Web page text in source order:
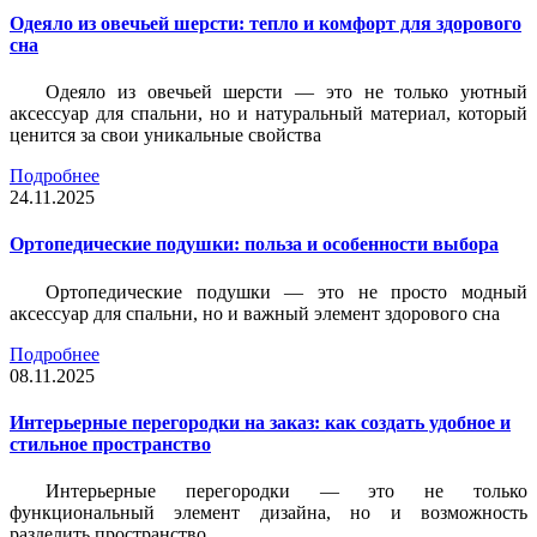
Одеяло из овечьей шерсти: тепло и комфорт для здорового
сна
Одеяло из овечьей шерсти — это не только уютный
аксессуар для спальни, но и натуральный материал, который
ценится за свои уникальные свойства
Подробнее
24.11.2025
Ортопедические подушки: польза и особенности выбора
Ортопедические подушки — это не просто модный
аксессуар для спальни, но и важный элемент здорового сна
Подробнее
08.11.2025
Интерьерные перегородки на заказ: как создать удобное и
стильное пространство
Интерьерные перегородки — это не только
функциональный элемент дизайна, но и возможность